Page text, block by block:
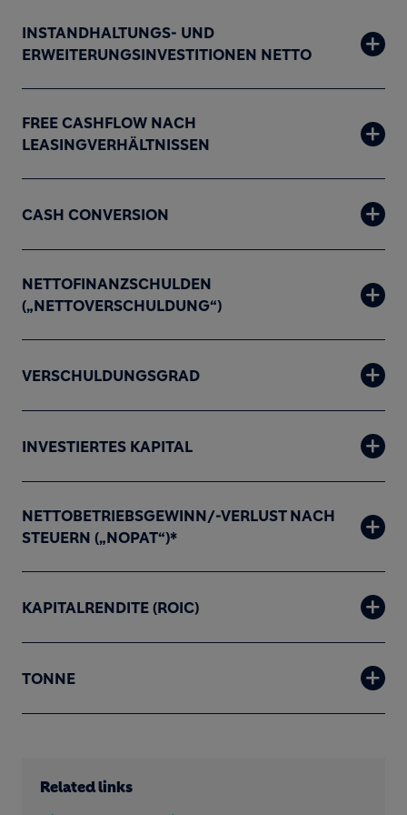
INSTANDHALTUNGS- UND
ERWEITERUNGSINVESTITIONEN NETTO
FREE CASHFLOW NACH
LEASINGVERHÄLTNISSEN
CASH CONVERSION
NETTOFINANZSCHULDEN
(„NETTOVERSCHULDUNG“)
VERSCHULDUNGSGRAD
INVESTIERTES KAPITAL
NETTOBETRIEBSGEWINN/-VERLUST NACH
STEUERN („NOPAT“)*
KAPITALRENDITE (ROIC)
TONNE
Related links